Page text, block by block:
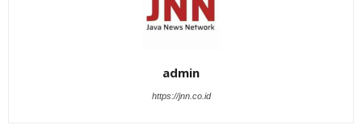
admin
https://jnn.co.id